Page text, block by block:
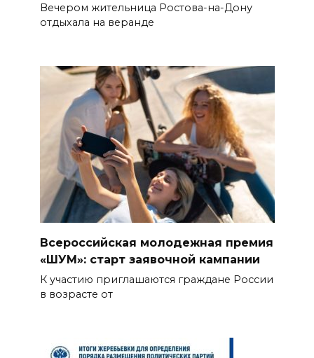
Вечером жительница Ростова-на-Дону
отдыхала на веранде
Всероссийская молодежная премия
«ШУМ»: старт заявочной кампании
К участию приглашаются граждане России
в возрасте от